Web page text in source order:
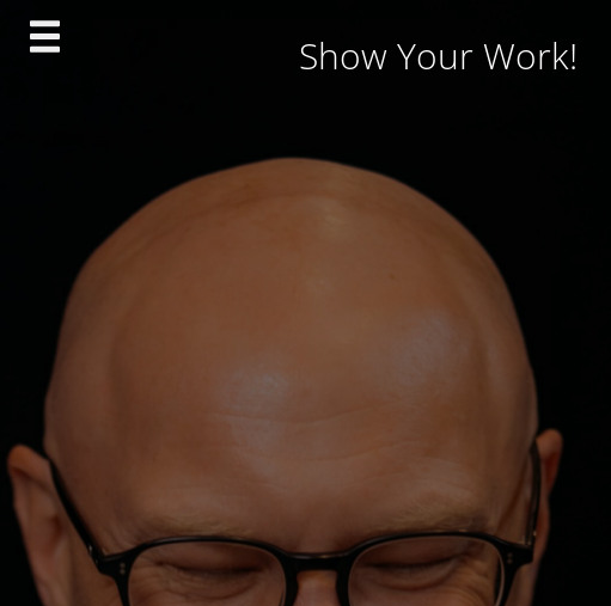
Skip
Show Your Work!